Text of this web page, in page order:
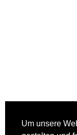
Um unsere